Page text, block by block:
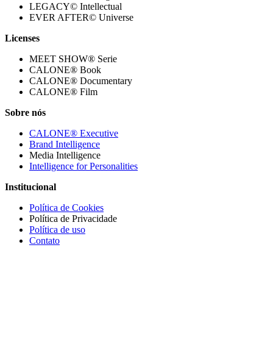
LEGACY© Intellectual
EVER AFTER© Universe
Licenses
MEET SHOW® Serie
CALONE® Book
CALONE® Documentary
CALONE® Film
Sobre nós
CALONE® Executive
Brand Intelligence
Media Intelligence
Intelligence for Personalities
Institucional
Política de Cookies
Política de Privacidade
Política de uso
Contato